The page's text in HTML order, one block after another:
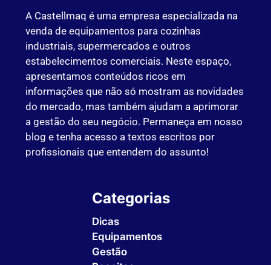
A Castellmaq é uma empresa especializada na
venda de equipamentos para cozinhas
industriais, supermercados e outros
estabelecimentos comerciais. Neste espaço,
apresentamos conteúdos ricos em
informações que não só mostram as novidades
do mercado, mas também ajudam a aprimorar
a gestão do seu negócio. Permaneça em nosso
blog e tenha acesso a textos escritos por
profissionais que entendem do assunto!
Categorias
Dicas
Equipamentos
Gestão